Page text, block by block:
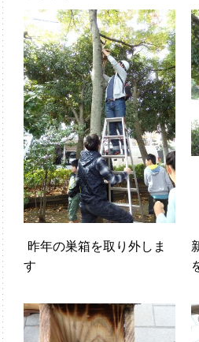
昨年の巣箱を取り外しま
す